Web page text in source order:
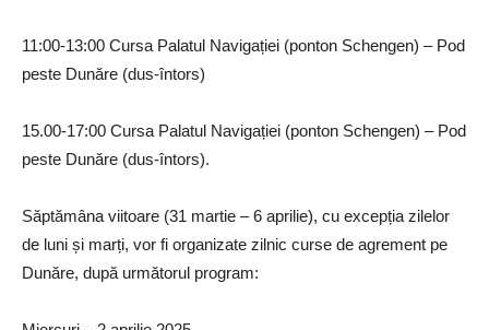
11:00-13:00 Cursa Palatul Navigației (ponton Schengen) – Pod
peste Dunăre (dus-întors)
15.00-17:00 Cursa Palatul Navigației (ponton Schengen) – Pod
peste Dunăre (dus-întors).
Săptămâna viitoare (31 martie – 6 aprilie), cu excepția zilelor
de luni și marți, vor fi organizate zilnic curse de agrement pe
Dunăre, după următorul program: